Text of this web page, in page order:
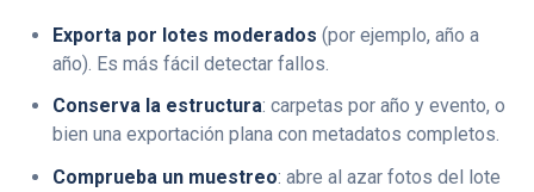
Exporta por lotes moderados (por ejemplo, año a
año). Es más fácil detectar fallos.
Conserva la estructura: carpetas por año y evento, o
bien una exportación plana con metadatos completos.
Comprueba un muestreo: abre al azar fotos del lote